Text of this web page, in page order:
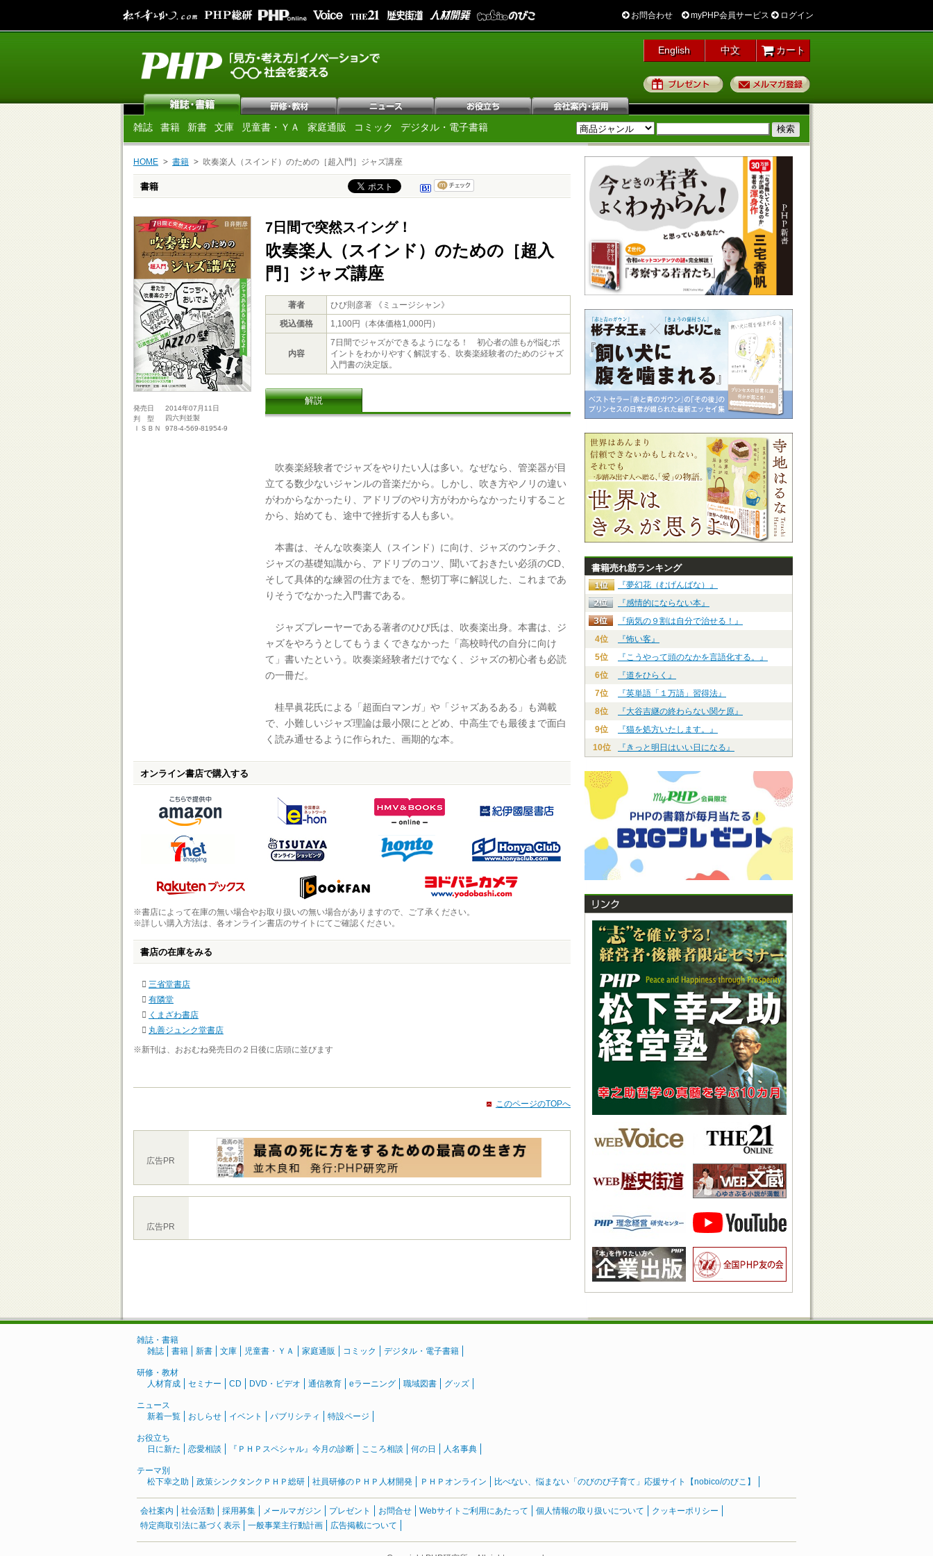
お問合わせ myPHP会員サービス ログイン
English 中文 カート
プレゼント
雑誌 書籍 新書 文庫 児童書・ＹＡ 家庭通販 コミック デジタル・電子書籍
HOME 書籍 吹奏楽人（スインド）のための［超入門］ジャズ講座
書籍
発売日
2014年07月11日
判 型
四六判並製
ＩＳＢＮ
978-4-569-81954-9
7日間で突然スイング！
吹奏楽人（スインド）のための［超入
門］ジャズ講座
著者
ひび則彦著 《ミュージシャン》
税込価格
1,100円（本体価格1,000円）
内容
7日間でジャズができるようになる！ 初心者の誰もが悩むポ
イントをわかりやすく解説する、吹奏楽経験者のためのジャズ
入門書の決定版。
解説
吹奏楽経験者でジャズをやりたい人は多い。なぜなら、管楽器が目
立てる数少ないジャンルの音楽だから。しかし、吹き方やノリの違い
がわからなかったり、アドリブのやり方がわからなかったりすること
から、始めても、途中で挫折する人も多い。
本書は、そんな吹奏楽人（スインド）に向け、ジャズのウンチク、
ジャズの基礎知識から、アドリブのコツ、聞いておきたい必須のCD、
そして具体的な練習の仕方までを、懇切丁寧に解説した、これまであ
りそうでなかった入門書である。
ジャズプレーヤーである著者のひび氏は、吹奏楽出身。本書は、ジ
ャズをやろうとしてもうまくできなかった「高校時代の自分に向け
て」書いたという。吹奏楽経験者だけでなく、ジャズの初心者も必読
の一冊だ。
桂早眞花氏による「超面白マンガ」や「ジャズあるある」も満載
で、小難しいジャズ理論は最小限にとどめ、中高生でも最後まで面白
く読み通せるように作られた、画期的な本。
オンライン書店で購入する
※書店によって在庫の無い場合やお取り扱いの無い場合がありますので、ご了承ください。
※詳しい購入方法は、各オンライン書店のサイトにてご確認ください。
書店の在庫をみる
三省堂書店
有隣堂
くまざわ書店
丸善ジュンク堂書店
※新刊は、おおむね発売日の２日後に店頭に並びます
このページのTOPへ
広告PR
広告PR
書籍売れ筋ランキング
『夢幻花（むげんばな）』
『感情的にならない本』
『病気の９割は自分で治せる！』
4位
『怖い客』
5位
『こうやって頭のなかを言語化する。』
6位
『道をひらく』
7位
『英単語「１万語」習得法』
8位
『大谷吉継の終わらない関ケ原』
9位
『猫を処方いたします。』
10位
『きっと明日はいい日になる』
雑誌・書籍
雑誌
書籍 新書 文庫 児童書・ＹＡ 家庭通販 コミック デジタル・電子書籍
研修・教材
人材育成
セミナー CD DVD・ビデオ 通信教育 eラーニング 職域図書 グッズ
ニュース
新着一覧
おしらせ イベント パブリシティ 特設ページ
お役立ち
日に新た
恋愛相談 『ＰＨＰスペシャル』今月の診断 こころ相談 何の日 人名事典
テーマ別
松下幸之助
政策シンクタンクＰＨＰ総研 社員研修のＰＨＰ人材開発 ＰＨＰオンライン 比べない、悩まない「のびのび子育て」応援サイト【nobico/のびこ】
会社案内 社会活動 採用募集 メールマガジン プレゼント お問合せ Webサイトご利用にあたって 個人情報の取り扱いについて
クッキーポリシー
特定商取引法に基づく表示
一般事業主行動計画 広告掲載について